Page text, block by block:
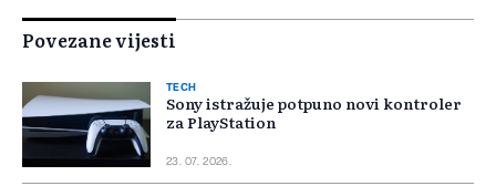
Povezane vijesti
TECH
Sony istražuje potpuno novi kontroler
za PlayStation
23. 07. 2026.